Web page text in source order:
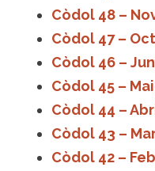
Còdol 48 –
Còdol 47 –
Còdol 46 –
Còdol 45 –
Còdol 44 –
Còdol 43 –
Còdol 42 –